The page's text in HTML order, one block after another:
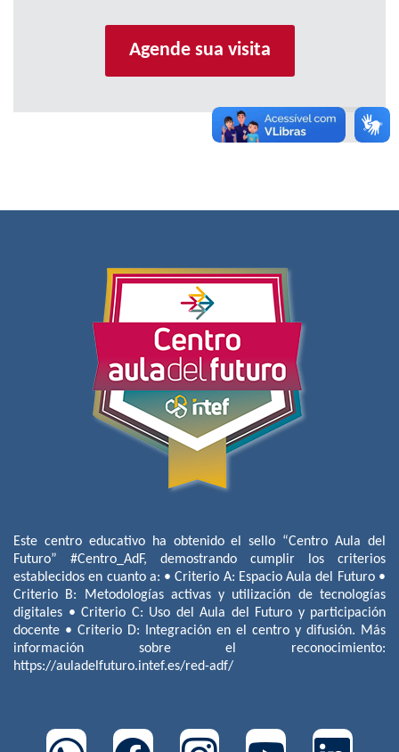
Agende sua visita
Este centro educativo ha obtenido el sello “Centro Aula del
Futuro” #Centro_AdF, demostrando cumplir los criterios
establecidos en cuanto a: • Criterio A: Espacio Aula del Futuro •
Criterio B: Metodologías activas y utilización de tecnologías
digitales • Criterio C: Uso del Aula del Futuro y participación
docente • Criterio D: Integración en el centro y difusión. Más
información sobre el reconocimiento:
https://auladelfuturo.intef.es/red-adf/